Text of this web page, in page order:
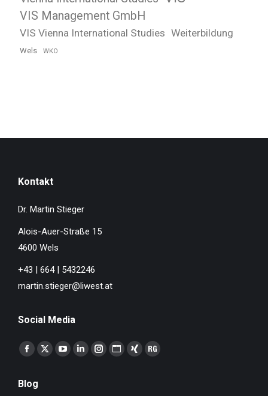
VIS Management GmbH
VIS Vienna International Studies Weiterbildung
Wels WKO
Kontakt
Dr. Martin Stieger
Alois-Auer-Straße 15
4600 Wels
+43 | 664 | 5432246
martin.stieger@liwest.at
Social Media
Finden Sie uns auf:
Facebook
opens
X
YouTubeLinkedinInstagram
Website
XINGResearchGate
Blog